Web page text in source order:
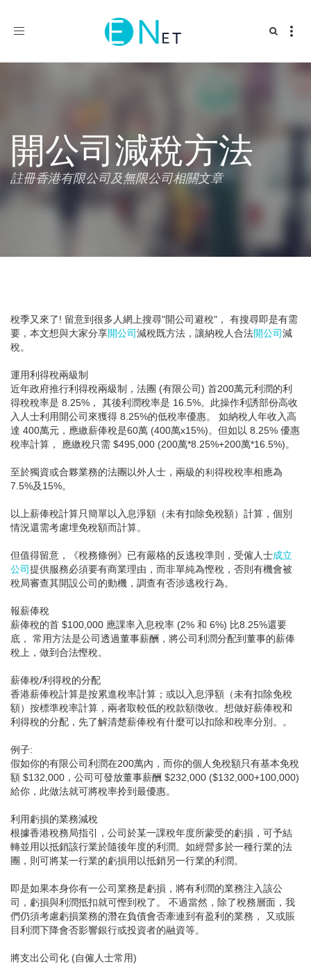
Toggle
開公司減稅方法
註冊香港有限公司及無限公司相關文章
稅季又來了! 留意到很多人網上搜尋"開公司避稅"， 有搜尋即是有需
要，本文想與大家分享開公司減稅既方法，讓納稅人合法開公司減
稅。
運用利得稅兩級制
近年政府推行利得稅兩級制，法團 (有限公司) 首200萬元利潤的利
得稅稅率是 8.25%， 其後利潤稅率是 16.5%。此操作利誘部份高收
入人士利用開公司來獲得 8.25%的低稅率優惠。 如納稅人年收入高
達 400萬元，應繳薪俸稅是60萬 (400萬x15%)。但如以 8.25% 優惠
稅率計算， 應繳稅只需 $495,000 (200萬*8.25%+200萬*16.5%)。
至於獨資或合夥業務的法團以外人士，兩級的利得稅稅率相應為
7.5%及15%。
以上薪俸稅計算只簡單以入息淨額（未有扣除免稅額）計算，個別
情況還需考慮埋免稅額而計算。
但值得留意，《稅務條例》已有嚴格的反逃稅準則，受僱人士成立
公司提供服務必須要有商業理由，而非單純為慳稅，否則有機會被
稅局審查其開設公司的動機，調查有否涉逃稅行為。
報薪俸稅
薪俸稅的首 $100,000 應課率入息稅率 (2% 和 6%) 比8.25%還要
底， 常用方法是公司透過董事薪酬，將公司利潤分配到董事的薪俸
稅上，做到合法慳稅。
薪俸稅/利得稅的分配
香港薪俸稅計算是按累進稅率計算；或以入息淨額（未有扣除免稅
額）按標準稅率計算，兩者取較低的稅款額徵收。想做好薪俸稅和
利得稅的分配，先了解清楚薪俸稅有什麼可以扣除和稅率分別。。
例子:
假如你的有限公司利潤在200萬內，而你的個人免稅額只有基本免稅
額 $132,000，公司可發放董事薪酬 $232,000 ($132,000+100,000)
給你，此做法就可將稅率拎到最優惠。
利用虧損的業務減稅
根據香港稅務局指引，公司於某一課稅年度所蒙受的虧損，可予結
轉並用以抵銷該行業於隨後年度的利潤。如經營多於一種行業的法
團，則可將某一行業的虧損用以抵銷另一行業的利潤。
即是如果本身你有一公司業務是虧損，將有利潤的業務注入該公
司，虧損與利潤抵扣就可慳到稅了。 不過當然，除了稅務層面，我
們仍須考慮虧損業務的潛在負債會否牽連到有盈利的業務， 又或賬
目利潤下降會否影響銀行或投資者的融資等。
將支出公司化 (自僱人士常用)